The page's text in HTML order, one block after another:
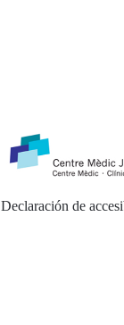
Declaración de